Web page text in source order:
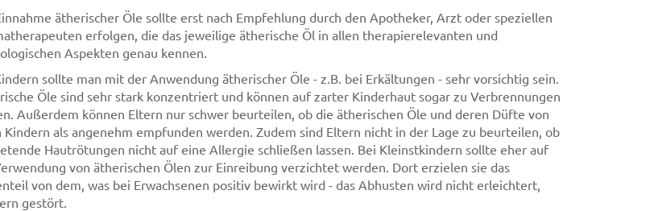
ätherischer Öle sollte erst nach Empfehlung durch den Apotheker, Arzt oder speziellen
erfolgen, die das jeweilige ätherische Öl in allen therapierelevanten und
Aspekten genau kennen.
sollte man mit der Anwendung ätherischer Öle - z.B. bei Erkältungen - sehr vorsichtig sein.
Öle sind sehr stark konzentriert und können auf zarter Kinderhaut sogar zu Verbrennungen
Außerdem können Eltern nur schwer beurteilen, ob die ätherischen Öle und deren Düfte von
Kindern als angenehm empfunden werden. Zudem sind Eltern nicht in der Lage zu beurteilen, ob
Hautrötungen nicht auf eine Allergie schließen lassen. Bei Kleinstkindern sollte eher auf
von ätherischen Ölen zur Einreibung verzichtet werden. Dort erzielen sie das
von dem, was bei Erwachsenen positiv bewirkt wird - das Abhusten wird nicht erleichtert,
gestört.